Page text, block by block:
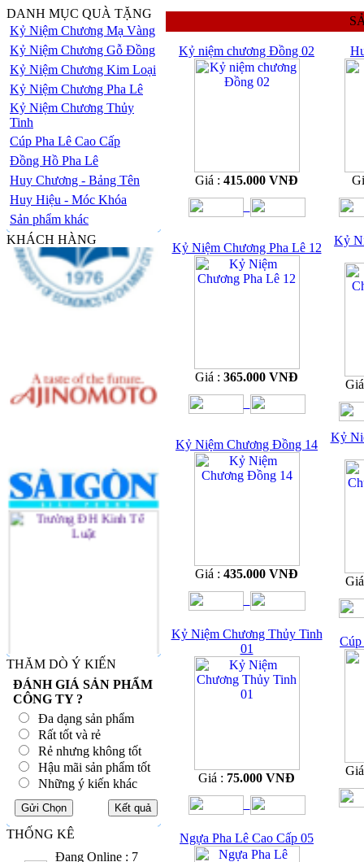
DANH MỤC QUÀ TẶNG
Kỷ Niệm Chương Mạ Vàng
Kỷ Niệm Chương Gỗ Đồng
Kỷ Niệm Chương Kim Loại
Kỷ Niệm Chương Pha Lê
Kỷ Niệm Chương Thủy
Tinh
Cúp Pha Lê Cao Cấp
Đồng Hồ Pha Lê
Huy Chương - Bảng Tên
Huy Hiệu - Móc Khóa
Sản phẩm khác
KHÁCH HÀNG
THĂM DÒ Ý KIẾN
ĐÁNH GIÁ SẢN PHẨM
CÔNG TY ?
Đa dạng sản phẩm
Rất tốt và rẻ
Rẻ nhưng không tốt
Hậu mãi sản phẩm tốt
Những ý kiến khác
THỐNG KÊ
Đang Online : 7
Kỷ niệm chương Đồng 02
Giá : 415.000 VNĐ
Kỷ Niệm Chương Pha Lê 12
Giá : 365.000 VNĐ
Kỷ
Kỷ Niệm Chương Đồng 14
Giá : 435.000 VNĐ
Kỷ
Kỷ Niệm Chương Thủy Tinh
01
Giá : 75.000 VNĐ
Cúp
Ngựa Pha Lê Cao Cấp 05